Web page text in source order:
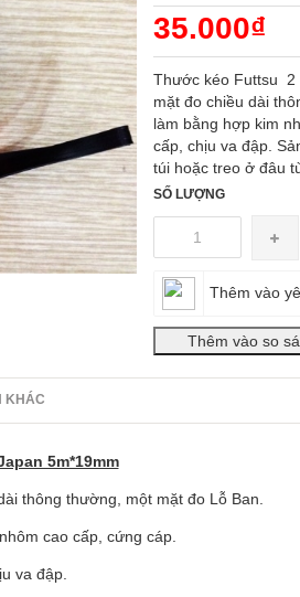
35.000₫
Thước kéo Futtsu 2
mặt đo chiều dài
làm bằng hợp kim
cấp, chịu va đập.
túi hoặc treo ở đâu
SỐ LƯỢNG
Thêm vào
KHÁC
5m*19mm
thông thường, một mặt đo Lỗ Ban.
cao cấp, cứng cáp.
va đập.